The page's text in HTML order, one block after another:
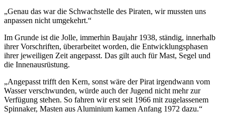
„Genau das war die Schwachstelle des Piraten, wir mussten uns
anpassen nicht umgekehrt.“
Im Grunde ist die Jolle, immerhin Baujahr 1938, ständig, innerhalb
ihrer Vorschriften, überarbeitet worden, die Entwicklungsphasen
ihrer jeweiligen Zeit angepasst. Das gilt auch für Mast, Segel und
die Innenausrüstung.
„Angepasst trifft den Kern, sonst wäre der Pirat irgendwann vom
Wasser verschwunden, würde auch der Jugend nicht mehr zur
Verfügung stehen. So fahren wir erst seit 1966 mit zugelassenem
Spinnaker, Masten aus Aluminium kamen Anfang 1972 dazu.“